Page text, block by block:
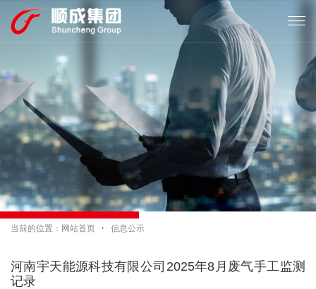

当前的位置： 网站首页  信息公示
河南宇天能源科技有限公司2025年8月废气手工监测
记录